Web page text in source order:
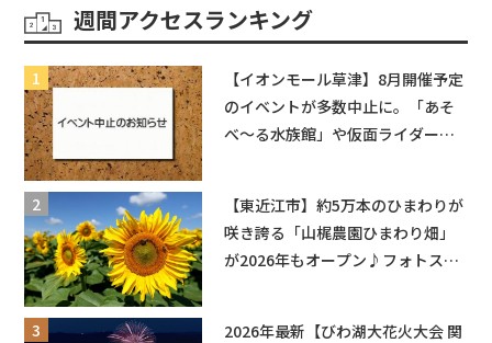
週間アクセスランキング
【イオンモール草津】8月開催予定
のイベントが多数中止に。「あそ
べ〜る水族館」や仮面ライダーシ
【東近江市】約5万本のひまわりが
咲き誇る「山梶農園ひまわり畑」
が2026年もオープン♪フォトスポ
2026年最新【びわ湖大花火大会 関